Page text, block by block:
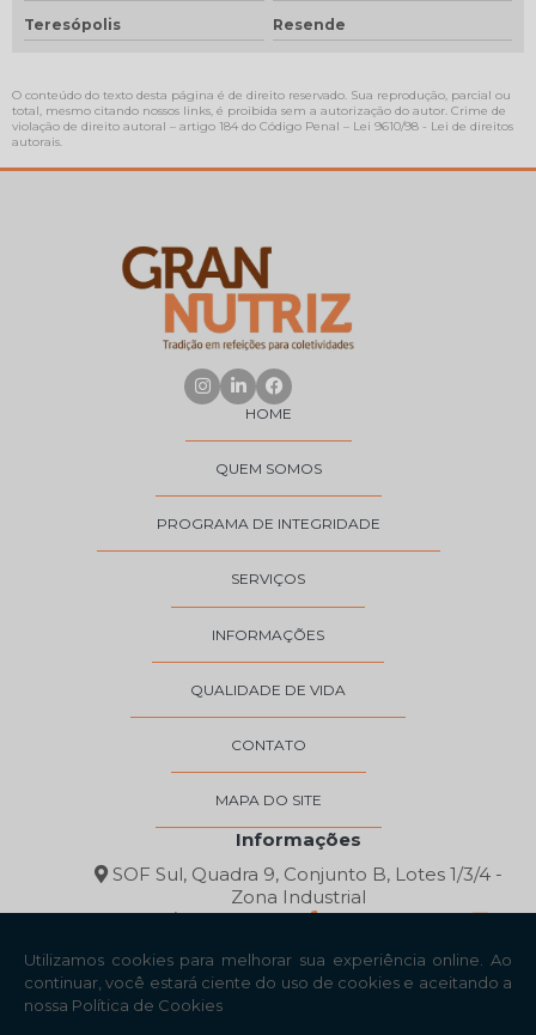
Teresópolis Resende
O conteúdo do texto desta página é de direito reservado. Sua reprodução, parcial ou
total, mesmo citando nossos links, é proibida sem a autorização do autor. Crime de
violação de direito autoral – artigo 184 do Código Penal – Lei 9610/98 - Lei de direitos
autorais.
HOME
QUEM SOMOS
PROGRAMA DE INTEGRIDADE
SERVIÇOS
INFORMAÇÕES
QUALIDADE DE VIDA
CONTATO
MAPA DO SITE
Informações
SOF Sul, Quadra 9, Conjunto B, Lotes 1/3/4 -
Zona Industrial
Brasília/DF - 71215-247
(61) 3035-0200